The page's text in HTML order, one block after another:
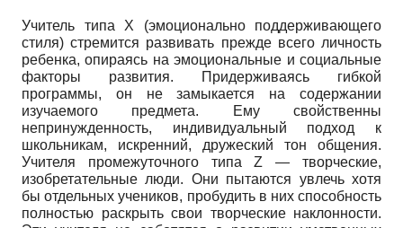
Учитель типа X (эмоционально поддерживающего
стиля) стремится развивать прежде всего личность
ребенка, опираясь на эмоциональные и социальные
факторы развития. Придерживаясь гибкой
программы, он не замыкается на содержании
изучаемого предмета. Ему свойственны
непринужденность, индивидуальный подход к
школьникам, искренний, дружеский тон общения.
Учителя промежуточного типа Z — творческие,
изобретательные люди. Они пытаются увлечь хотя
бы отдельных учеников, пробудить в них способность
полностью раскрыть свои творческие наклонности.